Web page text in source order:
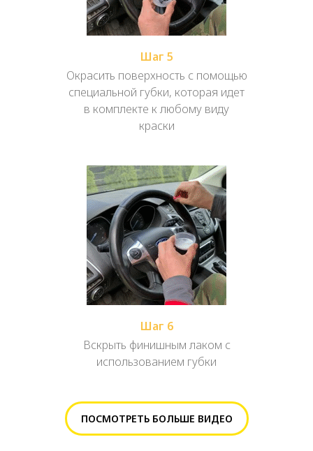
Шаг 5
Окрасить поверхность с помощью
специальной губки, которая идет
в комплекте к любому виду
краски
Шаг 6
Вскрыть финишным лаком с
использованием губки
ПОСМОТРЕТЬ БОЛЬШЕ ВИДЕО